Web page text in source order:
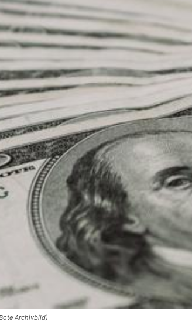
Archivbild)